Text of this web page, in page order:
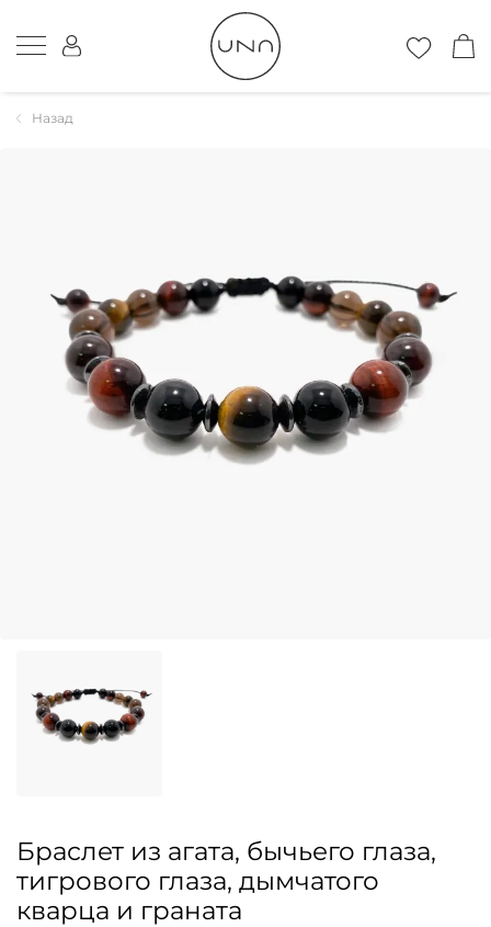
Назад
Браслет из агата, бычьего глаза,
тигрового глаза, дымчатого
кварца и граната